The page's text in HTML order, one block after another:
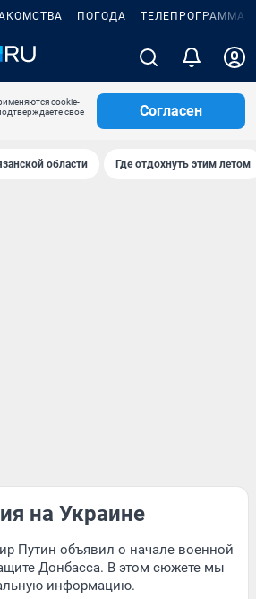
ПОГОДА ТЕЛЕПРОГРАММА
cookie-
свое
Согласен
области Где отдохнуть этим летом
на Украине
Путин объявил о начале военной
Донбасса. В этом сюжете мы
информацию.